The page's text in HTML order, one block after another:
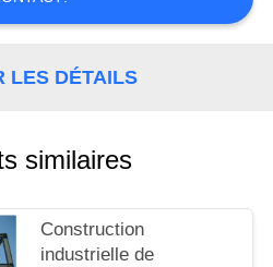
LES DÉTAILS
similaires
Construction
industrielle de